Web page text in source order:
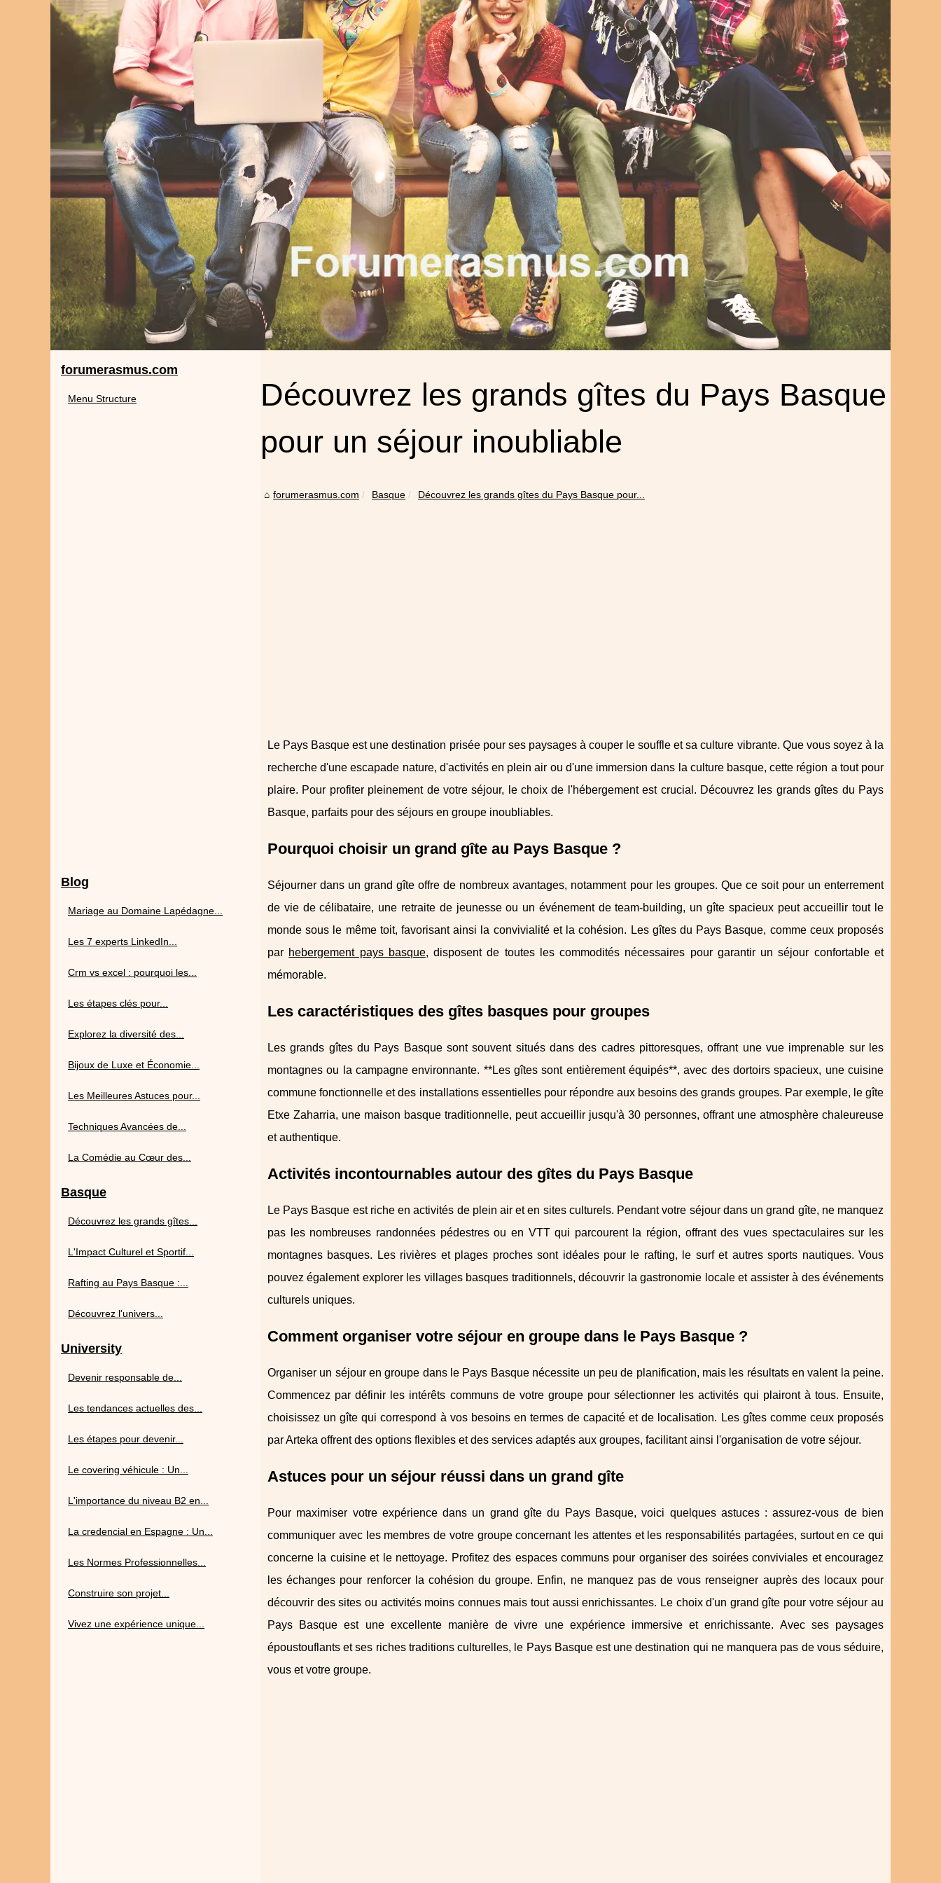
Découvrez les grands gîtes du Pays Basque
pour un séjour inoubliable
forumerasmus.com Basque Découvrez les grands gîtes du Pays Basque pour...
Le Pays Basque est une destination prisée pour ses paysages à couper le souffle et sa culture vibrante. Que vous soyez à la
recherche d'une escapade nature, d'activités en plein air ou d'une immersion dans la culture basque, cette région a tout pour
plaire. Pour profiter pleinement de votre séjour, le choix de l'hébergement est crucial. Découvrez les grands gîtes du Pays
Basque, parfaits pour des séjours en groupe inoubliables.
Pourquoi choisir un grand gîte au Pays Basque ?
Séjourner dans un grand gîte offre de nombreux avantages, notamment pour les groupes. Que ce soit pour un enterrement
de vie de célibataire, une retraite de jeunesse ou un événement de team-building, un gîte spacieux peut accueillir tout le
monde sous le même toit, favorisant ainsi la convivialité et la cohésion. Les gîtes du Pays Basque, comme ceux proposés
par hebergement pays basque, disposent de toutes les commodités nécessaires pour garantir un séjour confortable et
mémorable.
Les caractéristiques des gîtes basques pour groupes
Les grands gîtes du Pays Basque sont souvent situés dans des cadres pittoresques, offrant une vue imprenable sur les
montagnes ou la campagne environnante. **Les gîtes sont entièrement équipés**, avec des dortoirs spacieux, une cuisine
commune fonctionnelle et des installations essentielles pour répondre aux besoins des grands groupes. Par exemple, le gîte
Etxe Zaharria, une maison basque traditionnelle, peut accueillir jusqu'à 30 personnes, offrant une atmosphère chaleureuse
et authentique.
Activités incontournables autour des gîtes du Pays Basque
Le Pays Basque est riche en activités de plein air et en sites culturels. Pendant votre séjour dans un grand gîte, ne manquez
pas les nombreuses randonnées pédestres ou en VTT qui parcourent la région, offrant des vues spectaculaires sur les
montagnes basques. Les rivières et plages proches sont idéales pour le rafting, le surf et autres sports nautiques. Vous
pouvez également explorer les villages basques traditionnels, découvrir la gastronomie locale et assister à des événements
culturels uniques.
Comment organiser votre séjour en groupe dans le Pays Basque ?
Organiser un séjour en groupe dans le Pays Basque nécessite un peu de planification, mais les résultats en valent la peine.
Commencez par définir les intérêts communs de votre groupe pour sélectionner les activités qui plairont à tous. Ensuite,
choisissez un gîte qui correspond à vos besoins en termes de capacité et de localisation. Les gîtes comme ceux proposés
par Arteka offrent des options flexibles et des services adaptés aux groupes, facilitant ainsi l'organisation de votre séjour.
Astuces pour un séjour réussi dans un grand gîte
Pour maximiser votre expérience dans un grand gîte du Pays Basque, voici quelques astuces : assurez-vous de bien
communiquer avec les membres de votre groupe concernant les attentes et les responsabilités partagées, surtout en ce qui
concerne la cuisine et le nettoyage. Profitez des espaces communs pour organiser des soirées conviviales et encouragez
les échanges pour renforcer la cohésion du groupe. Enfin, ne manquez pas de vous renseigner auprès des locaux pour
découvrir des sites ou activités moins connues mais tout aussi enrichissantes. Le choix d'un grand gîte pour votre séjour au
Pays Basque est une excellente manière de vivre une expérience immersive et enrichissante. Avec ses paysages
époustouflants et ses riches traditions culturelles, le Pays Basque est une destination qui ne manquera pas de vous séduire,
vous et votre groupe.
forumerasmus.com
Menu Structure
Blog
Mariage au Domaine Lapédagne...
Les 7 experts LinkedIn...
Crm vs excel : pourquoi les...
Les étapes clés pour...
Explorez la diversité des...
Bijoux de Luxe et Économie...
Les Meilleures Astuces pour...
Techniques Avancées de...
La Comédie au Cœur des...
Basque
Découvrez les grands gîtes...
L'Impact Culturel et Sportif...
Rafting au Pays Basque :...
Découvrez l'univers...
University
Devenir responsable de...
Les tendances actuelles des...
Les étapes pour devenir...
Le covering véhicule : Un...
L'importance du niveau B2 en...
La credencial en Espagne : Un...
Les Normes Professionnelles...
Construire son projet...
Vivez une expérience unique...